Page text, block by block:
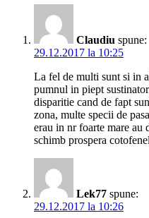
Claudiu spune:
29.12.2017 la 10:25
La fel de multi sunt si in
pumnul in piept
disparitie cand de fapt
zona, multe specii de
erau in nr foarte mare au
schimb prospera
Lek77 spune:
29.12.2017 la 10:26